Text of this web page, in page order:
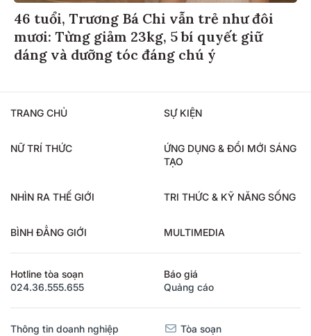
46 tuổi, Trương Bá Chi vẫn trẻ như đôi
mươi: Từng giảm 23kg, 5 bí quyết giữ
dáng và dưỡng tóc đáng chú ý
TRANG CHỦ SỰ KIỆN
NỮ TRÍ THỨC
ỨNG DỤNG & ĐỔI MỚI SÁNG
TẠO
NHÌN RA THẾ GIỚI TRI THỨC & KỸ NĂNG SỐNG
BÌNH ĐẲNG GIỚI MULTIMEDIA
Hotline tòa soạn
024.36.555.655
Báo giá
Quảng cáo
Thông tin doanh nghiệp Tòa soạn